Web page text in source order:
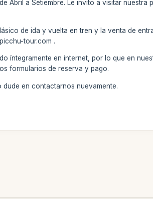
Abril a Setiembre. Le invito a visitar
de ida y vuelta en tren y la venta de
tour.com .
íntegramente en internet, por lo que en
formularios de reserva y pago.
en contactarnos nuevamente.